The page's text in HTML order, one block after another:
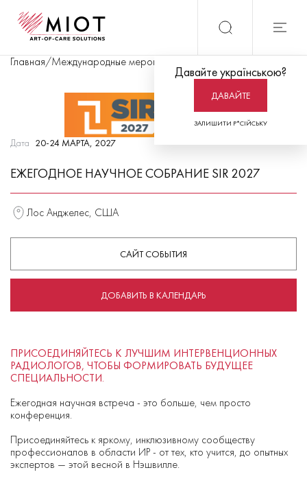
Давайте українською?
ДАВАЙТЕ
ЗАЛИШИТИ Р*СІЙСЬКУ
Главная/Международные мероприятия
Дата 20-24 МАРТА, 2027
ЕЖЕГОДНОЕ НАУЧНОЕ СОБРАНИЕ SIR 2027
Лос Анджелес, США
САЙТ СОБЫТИЯ
ДОБАВИТЬ В КАЛЕНДАРЬ
ПРИСОЕДИНЯЙТЕСЬ К ЛУЧШИМ ИНТЕРВЕНЦИОННЫХ
РАДИОЛОГОВ, ЧТОБЫ ФОРМИРОВАТЬ БУДУЩЕЕ
СПЕЦИАЛЬНОСТИ.
Ежегодная научная встреча - это больше, чем просто
конференция.
Присоединяйтесь к яркому, инклюзивному сообществу
профессионалов в области ИР - от тех, кто учится, до опытных
экспертов — этой весной в Нэшвилле.